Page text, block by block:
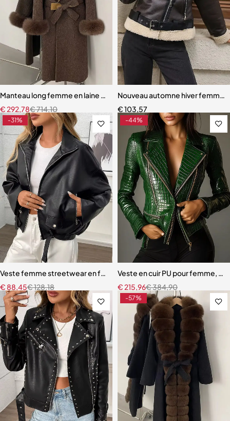
Manteau long femme en laine avec vraie fourrure de renard –
€714,10
€292,78
Nouveau automne hiver
€103,57
-31%
Veste femme streetwear en faux cuir noir – Design moto chic pour
€128,18
€ 88,45
-44%
Veste en cuir PU pour femme,
€384,90
€215,96
-57%